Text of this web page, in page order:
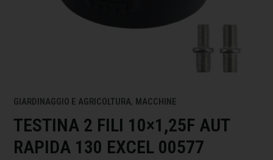
GIARDINAGGIO E AGRICOLTURA, MACCHINE
TESTINA 2 FILI 10×1,25F AUT
RAPIDA 130 EXCEL 00577